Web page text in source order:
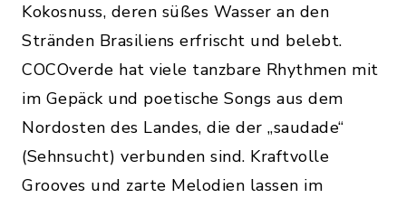
Kokosnuss, deren süßes Wasser an den
Stränden Brasiliens erfrischt und belebt.
COCOverde hat viele tanzbare Rhythmen mit
im Gepäck und poetische Songs aus dem
Nordosten des Landes, die der „saudade“
(Sehnsucht) verbunden sind. Kraftvolle
Grooves und zarte Melodien lassen im